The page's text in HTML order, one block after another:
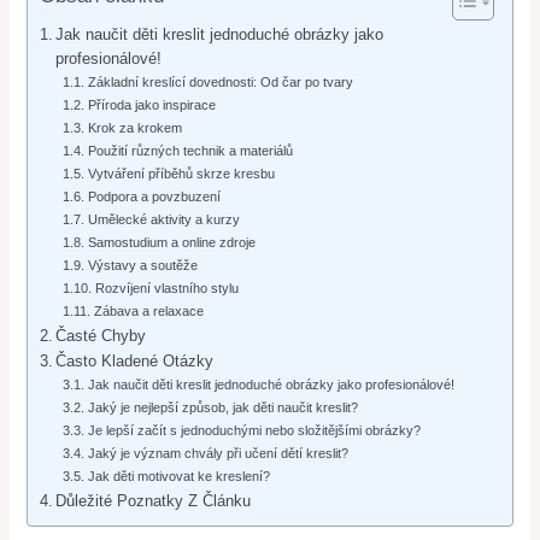
Jak naučit děti kreslit jednoduché obrázky jako
profesionálové!
Základní kreslící dovednosti: Od čar po tvary
Příroda jako inspirace
Krok za krokem
Použití různých technik a materiálů
Vytváření příběhů skrze kresbu
Podpora a povzbuzení
Umělecké aktivity a kurzy
Samostudium a online zdroje
Výstavy a soutěže
Rozvíjení vlastního stylu
Zábava a relaxace
Časté Chyby
Často Kladené Otázky
Jak naučit děti kreslit jednoduché obrázky jako profesionálové!
Jaký je nejlepší způsob, jak děti naučit kreslit?
Je lepší začít s jednoduchými nebo složitějšími obrázky?
Jaký je význam chvály při učení dětí kreslit?
Jak děti motivovat ke kreslení?
Důležité Poznatky Z Článku